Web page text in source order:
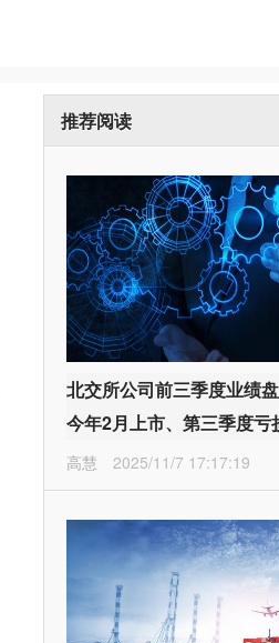
推荐阅读
北交所公司前三季度业绩
今年2月上市、第三季度亏
高慧 2025/11/7 17:17:19